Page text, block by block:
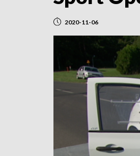
2020-11-06